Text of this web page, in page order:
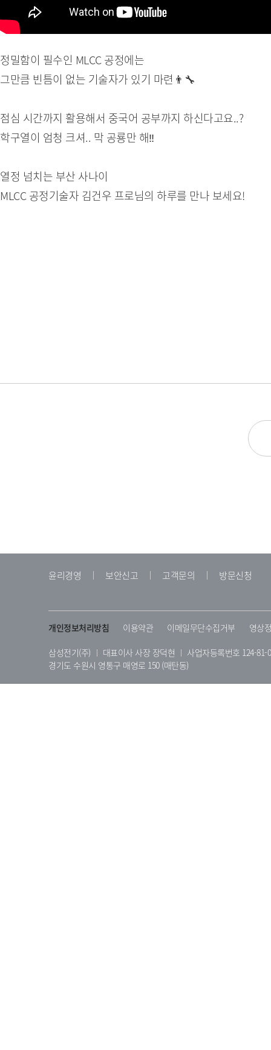
정밀함이 필수인 MLCC 공정에는
그만큼 빈틈이 없는 기술자가 있기 마련👨‍🔧
점심 시간까지 활용해서 중국어 공부까지 하신다고요..?
학구열이 엄청 크셔.. 막 공룡만 해‼️
열정 넘치는 부산 사나이
MLCC 공정기술자 김건우 프로님의 하루를 만나 보세요!
윤리경영 보안신고 고객문의 방문신청
개인정보처리방침 이용약관 이메일무단수집거부 영상
삼성전기(주) 대표이사 사장 장덕현
사업자등록번호 124-81-
경기도 수원시 영통구 매영로 150 (매탄동)